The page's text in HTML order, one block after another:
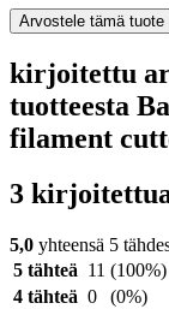
Arvostele tämä tuote
kirjoitettu
tuotteesta
filament
3
5,0 yhteensä 5
5 tähteä 11 (100%)
4 tähteä 0
(0%)